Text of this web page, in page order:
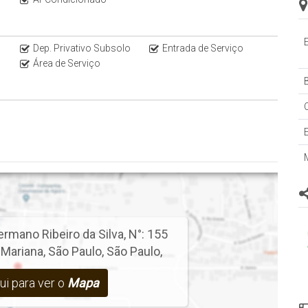
consulte o corretor responsável.
Dep. Privativo Subsolo
Entrada de Serviço
Área de Serviço
Ribeiro da Silva, N°: 155
, São Paulo, São Paulo,
para ver o Mapa